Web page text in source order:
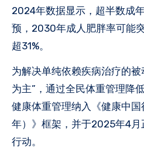
2024年数据显示，‌超半数成
预，2030年成人肥胖率可能
超31%。
为解决单纯依赖疾病治疗的
为主”，通过全民体重管理降
健康体重管理纳入《健康中
年）》框架，并于2025年4
行动。